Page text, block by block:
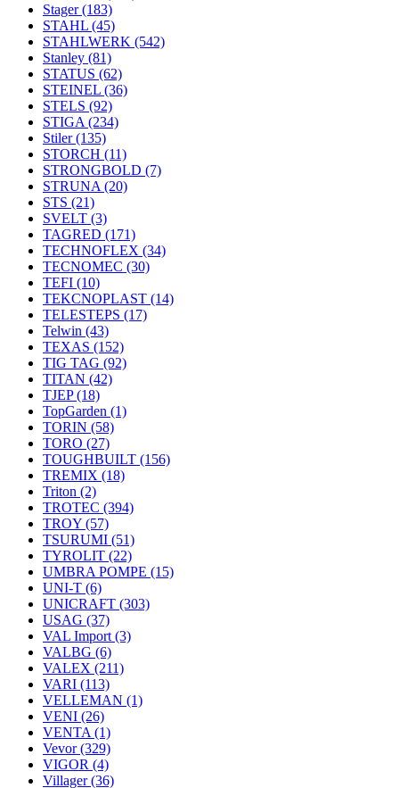
Stager(183)
STAHL (45)
STAHLWERK (542)
Stanley (81)
STATUS (62)
STEINEL (36)
STELS (92)
STIGA (234)
Stiler(135)
STORCH (11)
STRONGBOLD (7)
STRUNA (20)
STS (21)
SVELT (3)
TAGRED (171)
TECHNOFLEX (34)
TECNOMEC (30)
TEFI (10)
TEKCNOPLAST (14)
TELESTEPS (17)
Telwin (43)
TEXAS (152)
TIG TAG (92)
TITAN (42)
TJEP(18)
TopGarden (1)
TORIN (58)
TORO (27)
TOUGHBUILT (156)
TREMIX (18)
Triton (2)
TROTEC (394)
TROY (57)
TSURUMI (51)
TYROLIT (22)
UMBRA POMPE (15)
UNI-T (6)
UNICRAFT (303)
USAG (37)
VAL Import (3)
VALBG (6)
VALEX (211)
VARI (113)
VELLEMAN (1)
VENI (26)
VENTA (1)
Vevor(329)
VIGOR (4)
Villager(36)